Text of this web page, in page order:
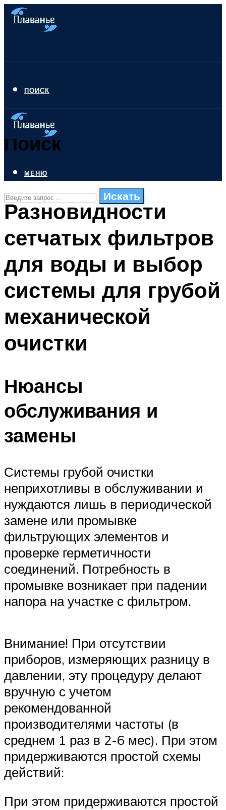
ПОИСК
Поиск
Искать
ПЛАВАНЬЕ ДЛЯ ДЕТЕЙ
БАССЕЙН ДЛЯ ДОМА
МЕНЮ
МЕНЮ
Разновидности
сетчатых фильтров
для воды и выбор
системы для грубой
механической
очистки
Нюансы
обслуживания и
замены
Системы грубой очистки
неприхотливы в обслуживании и
нуждаются лишь в периодической
замене или промывке
фильтрующих элементов и
проверке герметичности
соединений. Потребность в
промывке возникает при падении
напора на участке с фильтром.
Внимание! При отсутствии
приборов, измеряющих разницу в
давлении, эту процедуру делают
вручную с учетом
рекомендованной
производителями частоты (в
среднем 1 раз в 2-6 мес). При этом
придерживаются простой схемы
действий:
При этом придерживаются простой